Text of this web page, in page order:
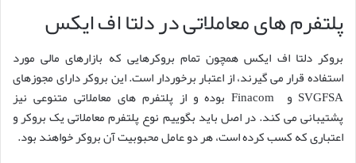
پلتفرم های معاملاتی در دلتا اف ایکس
بروکر دلتا اف ایکس همچون تمام بروکرهایی که بازارهای مالی مورد
استفاده قرار می گیرند، از اعتبار برخوردار است. این بروکر دارای مجوزهای
SVGFSA و Finacom بوده و از پلتفرم های معاملاتی متنوعی نیز
پشتیبانی می کند. در اصل باید بگوییم نوع پلتفرم معاملاتی یک بروکر و
اعتباری که کسب کرده است، هر دو عامل محبوبیت آن بروکر خواهند بود.